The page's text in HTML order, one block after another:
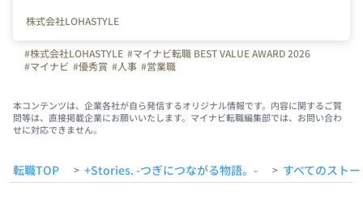
株式会社LOHASTYLE
#株式会社LOHASTYLE #マイナビ転職 BEST VALUE AWARD 2026
#マイナビ #優秀賞 #人事 #営業職
本コンテンツは、企業各社が自ら発信するオリジナル情報です。内容に関するご質
問等は、直接掲載企業にお願いいたします。マイナビ転職編集部では、お問い合わ
せに対応できません。
転職TOP > +Stories. -つぎにつながる物語。- > すべてのスト